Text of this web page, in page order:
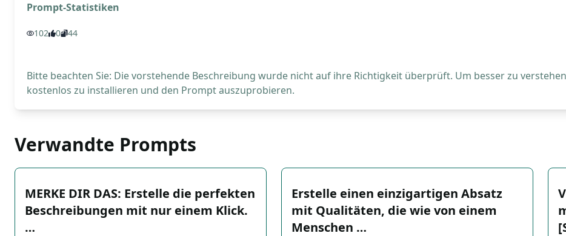
Prompt-Statistiken
102 0 44
Bitte beachten Sie: Die vorstehende Beschreibung wurde nicht auf ihre Richtigkeit überprüft. Um besser zu
kostenlos zu installieren und den Prompt auszuprobieren.
Verwandte Prompts
MERKE DIR DAS: Erstelle die perfekten
Beschreibungen mit nur einem Klick.
…
Erstelle einen einzigartigen Absatz
mit Qualitäten, die wie von einem
Menschen …